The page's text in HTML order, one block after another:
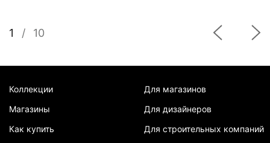
1 / 10
Коллекции
Магазины
Как купить
Для магазинов
Для дизайнеров
Для строительных компаний